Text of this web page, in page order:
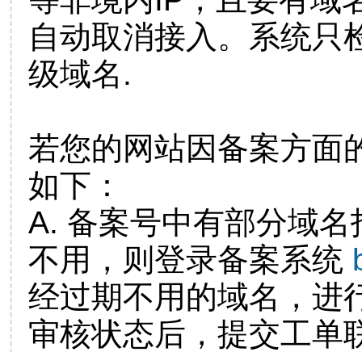
自动取消接入。系统只
级域名.
若您的网站因备案方面
如下：
A. 备案号中有部分域
不用，则登录备案系统
经过期不用的域名，进
审核状态后，提交工单